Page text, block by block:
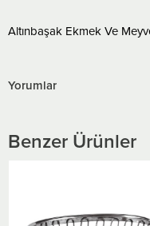
Altınbaşak Ekmek Ve
Yorumlar
Benzer Ürünler